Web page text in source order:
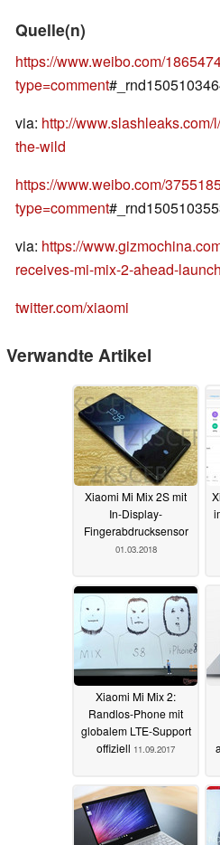
Quelle(n)
https://www.weibo.com/
type=comment
via: http://
the-wild
https://www.weibo.com/
type=comment
via: https://
receives-mi-mix-2-ahead-
twitter.com/xiaomi
Verwandte Artikel
Xiaomi Mi Mix 2S mit
In-Display-
Fingerabdrucksensor
01.03.2018
Xiaomi Mi Mix 2:
Randlos-Phone mit
globalem LTE-Support
offiziell 11.09.2017